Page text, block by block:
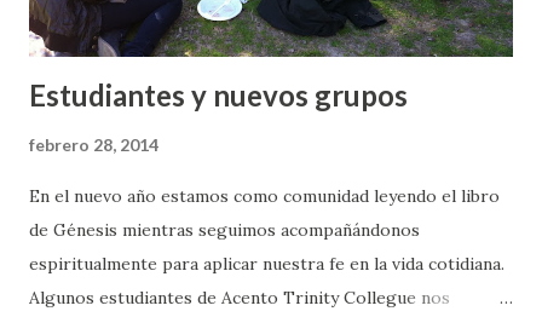
Estudiantes y nuevos grupos
febrero 28, 2014
En el nuevo año estamos como comunidad leyendo el libro
de Génesis mientras seguimos acompañándonos
espiritualmente para aplicar nuestra fe en la vida cotidiana.
Algunos estudiantes de Acento Trinity Collegue nos